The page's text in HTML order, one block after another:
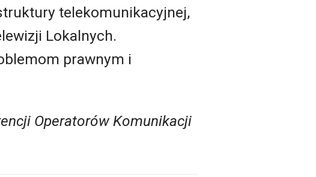
telekomunikacyjnej,
Lokalnych.
prawnym i
Operatorów Komunikacji